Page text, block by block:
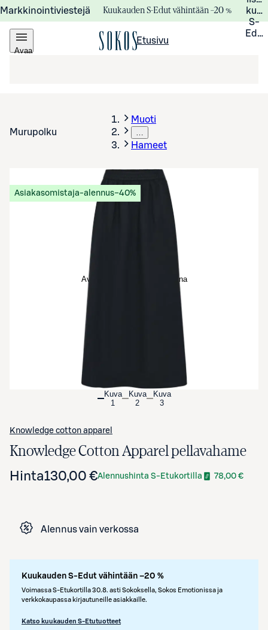
Markkinointiviestejä Kuukauden S-Edut vähintään –20 %
S-
Avaa
Etusivu
Murupolku
Muoti
…
Hameet
Avaa tuotekuva suurennettuna
Asiakasomistaja-alennus−40%
Kuva
1
Kuva
2
Kuva
3
Knowledge cotton apparel
Knowledge Cotton Apparel pellavahame
Hinta130,00 €Alennushinta S-Etukortilla 78,00 €
Alennus vain verkossa
Kuukauden S-Edut vähintään –20 %
Voimassa S-Etukortilla 30.8. asti Sokoksella, Sokos Emotionissa ja
verkkokaupassa kirjautuneille asiakkaille.
Katso kuukauden S-Etutuotteet